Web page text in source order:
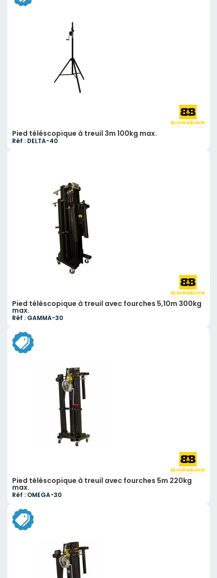
Pied téléscopique à treuil 3m 100kg max.
Réf : DELTA-40
Pied téléscopique à treuil avec fourches 5,10m 300kg
max.
Réf : GAMMA-30
Pied téléscopique à treuil avec fourches 5m 220kg
max.
Réf : OMEGA-30